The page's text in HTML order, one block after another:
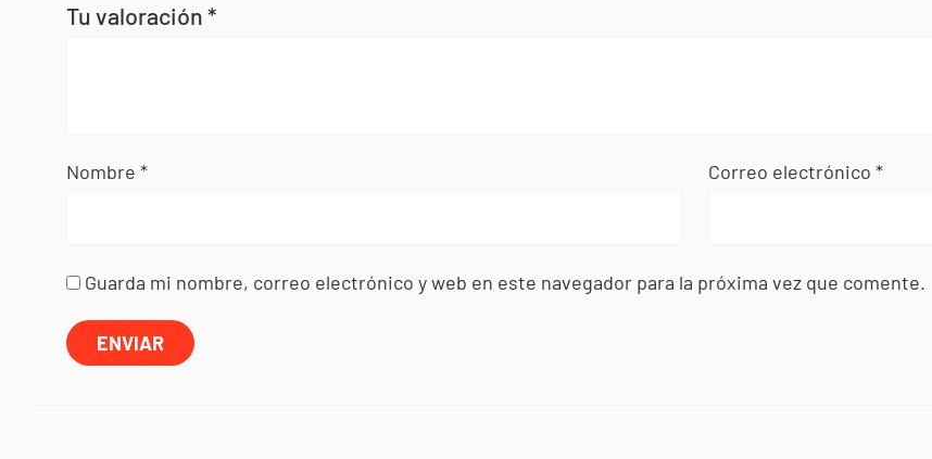
Tu valoración*
Nombre* Correo electrónico *
Guarda mi nombre, correo electrónico y web en este navegador para la próxima vez que comente.